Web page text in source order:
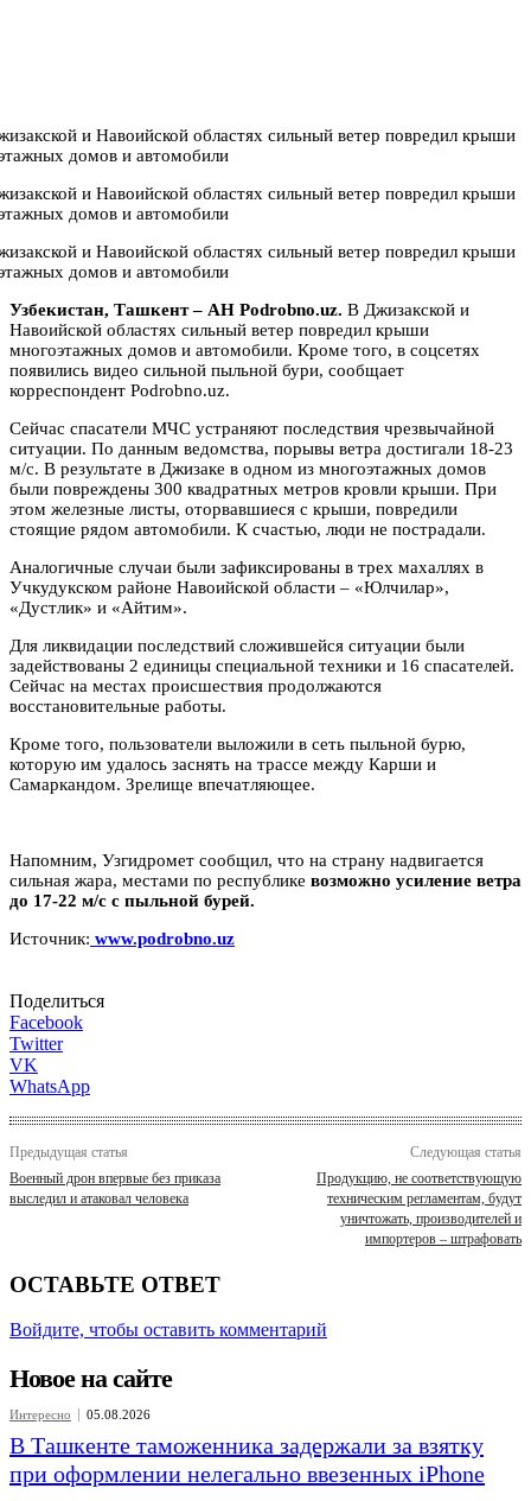
Узбекистан, Ташкент – АН Podrobno.uz. В Джизакской и
Навоийской областях сильный ветер повредил крыши
многоэтажных домов и автомобили. Кроме того, в соцсетях
появились видео сильной пыльной бури, сообщает
корреспондент Podrobno.uz.
Сейчас спасатели МЧС устраняют последствия чрезвычайной
ситуации. По данным ведомства, порывы ветра достигали 18-23
м/с. В результате в Джизаке в одном из многоэтажных домов
были повреждены 300 квадратных метров кровли крыши. При
этом железные листы, оторвавшиеся с крыши, повредили
стоящие рядом автомобили. К счастью, люди не пострадали.
Аналогичные случаи были зафиксированы в трех махаллях в
Учкудукском районе Навоийской области – «Юлчилар»,
«Дустлик» и «Айтим».
Для ликвидации последствий сложившейся ситуации были
задействованы 2 единицы специальной техники и 16 спасателей.
Сейчас на местах происшествия продолжаются
восстановительные работы.
Кроме того, пользователи выложили в сеть пыльной бурю,
которую им удалось заснять на трассе между Карши и
Самаркандом. Зрелище впечатляющее.
Напомним, Узгидромет сообщил, что на страну надвигается
сильная жара, местами по республике возможно усиление ветра
до 17-22 м/с с пыльной бурей.
Источник: www.podrobno.uz
Поделиться
Facebook
Twitter
VK
WhatsApp
Предыдущая статья
Военный дрон впервые без приказа
выследил и атаковал человека
Следующая статья
Продукцию, не соответствующую
техническим регламентам, будут
уничтожать, производителей и
импортеров – штрафовать
ОСТАВЬТЕ ОТВЕТ
Войдите, чтобы оставить комментарий
Новое на сайте
Интересно 05.08.2026
В Ташкенте таможенника задержали за взятку
при оформлении нелегально ввезенных iPhone